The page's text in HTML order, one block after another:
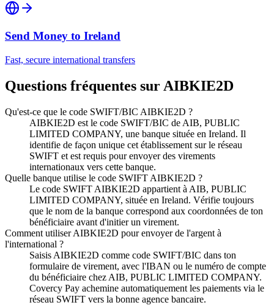
Send Money to Ireland
Fast, secure international transfers
Questions fréquentes sur AIBKIE2D
Qu'est-ce que le code SWIFT/BIC AIBKIE2D ?
AIBKIE2D est le code SWIFT/BIC de AIB, PUBLIC
LIMITED COMPANY, une banque située en Ireland. Il
identifie de façon unique cet établissement sur le réseau
SWIFT et est requis pour envoyer des virements
internationaux vers cette banque.
Quelle banque utilise le code SWIFT AIBKIE2D ?
Le code SWIFT AIBKIE2D appartient à AIB, PUBLIC
LIMITED COMPANY, située en Ireland. Vérifie toujours
que le nom de la banque correspond aux coordonnées de ton
bénéficiaire avant d'initier un virement.
Comment utiliser AIBKIE2D pour envoyer de l'argent à
l'international ?
Saisis AIBKIE2D comme code SWIFT/BIC dans ton
formulaire de virement, avec l'IBAN ou le numéro de compte
du bénéficiaire chez AIB, PUBLIC LIMITED COMPANY.
Covercy Pay achemine automatiquement les paiements via le
réseau SWIFT vers la bonne agence bancaire.